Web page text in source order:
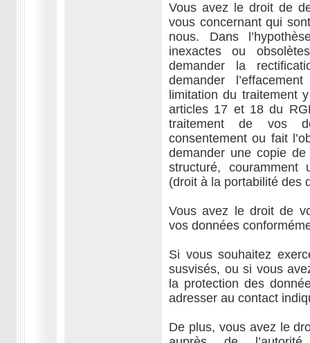
Vous avez le droit de
vous concernant qui
nous. Dans
inexactes ou
demander la
demander
limitation du traitement
articles 17 et 18 du
traitement de vos
consentement ou fait
demander une copie
structuré,
(droit à la portabilité des
Vous avez le droit de
vos données
Si vous souhaitez
susvisés, ou si vous
la protection des
adresser au contact
De plus, vous avez le